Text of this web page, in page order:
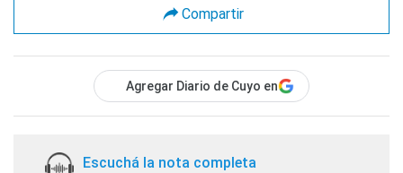
Compartir
Agregar Diario de Cuyo en
Escuchá la nota completa